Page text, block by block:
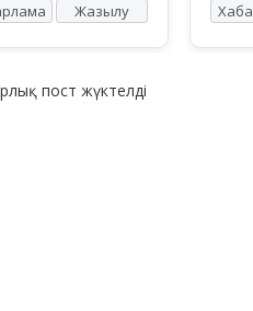
Жазылу
пост жүктелді